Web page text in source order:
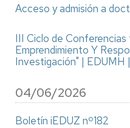
Acceso y admisión a
III Ciclo de
Emprendimiento Y
Investigación" | EDUMH |
04/06/2026
Boletín iEDUZ nº182